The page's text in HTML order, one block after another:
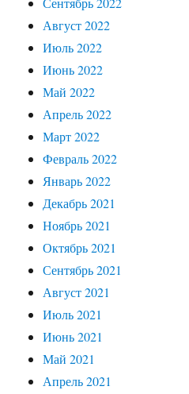
Август 2022
Июль 2022
Июнь 2022
Май 2022
Апрель 2022
Март 2022
Февраль 2022
Январь 2022
Декабрь 2021
Ноябрь 2021
Октябрь 2021
Сентябрь 2021
Август 2021
Июль 2021
Июнь 2021
Май 2021
Апрель 2021